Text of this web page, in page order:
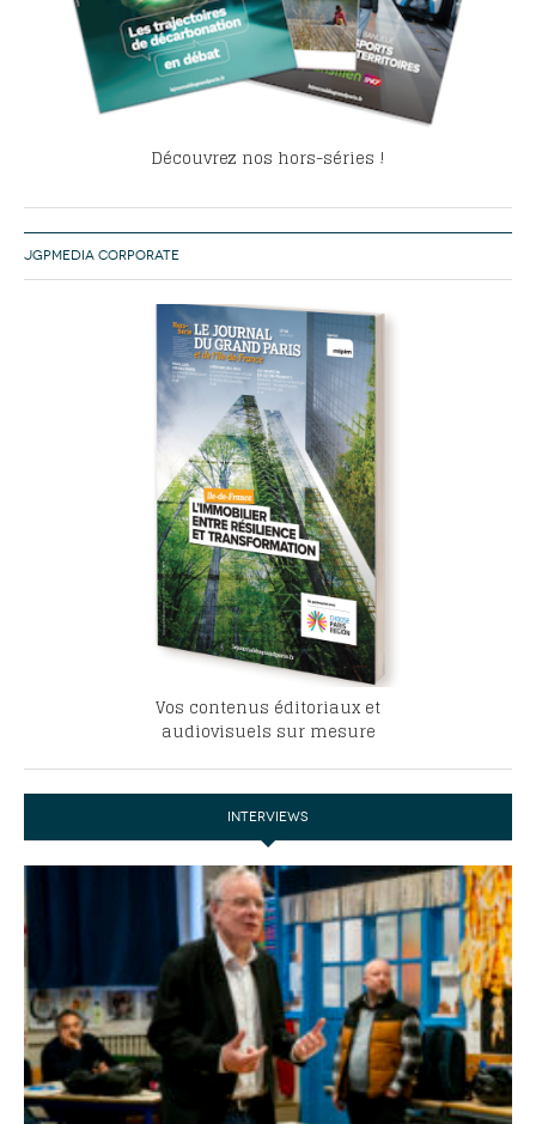
Découvrez nos hors-séries !
JGPMEDIA CORPORATE
Vos contenus éditoriaux et
audiovisuels sur mesure
INTERVIEWS